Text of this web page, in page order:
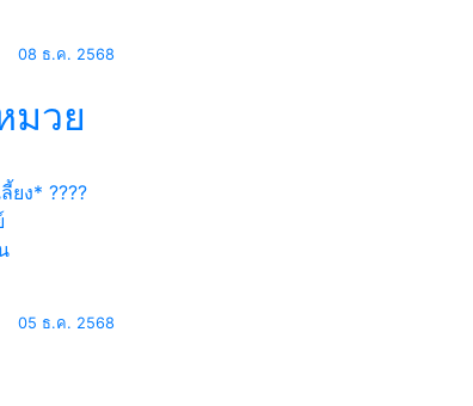
08 ธ.ค. 2568
มวย
ยง* ????
05 ธ.ค. 2568